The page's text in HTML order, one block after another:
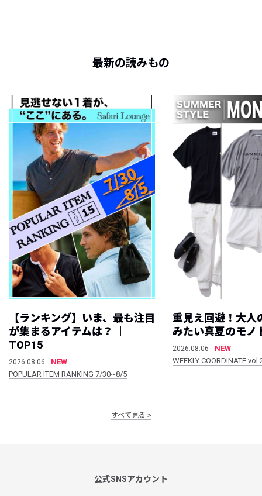
最新の読みもの
【ランキング】いま、最も注目
が集まるアイテムは？ ｜
TOP15
2026.08.06
NEW
POPULAR ITEM RANKING 7/30~8/5
重見え回避！大人
みたい真夏のモノ
2026.08.06
NEW
WEEKLY COORDINATE
すべて見る
公式SNSアカウント